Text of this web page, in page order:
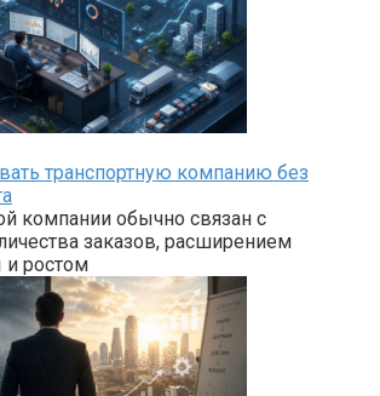
транспортную компанию без
компании обычно связан с
заказов, расширением
и ростом